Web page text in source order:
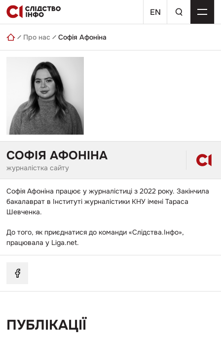
Skip
to
content
EN
пошуковий
запит
Про нас Софія Афоніна
СОФІЯ АФОНІНА
журналістка сайту
Софія Афоніна працює у журналістиці з 2022 року. Закінчила
бакалаврат в Інституті журналістики КНУ імені Тараса
Шевченка.
До того, як приєднатися до команди «Слідства.Інфо»,
працювала у Liga.net.
ПУБЛІКАЦІЇ